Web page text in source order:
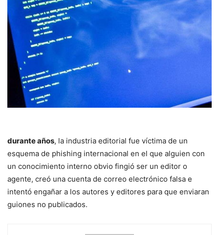
durante años, la industria editorial fue víctima de un
esquema de phishing internacional en el que alguien con
un conocimiento interno obvio fingió ser un editor o
agente, creó una cuenta de correo electrónico falsa e
intentó engañar a los autores y editores para que enviaran
guiones no publicados.